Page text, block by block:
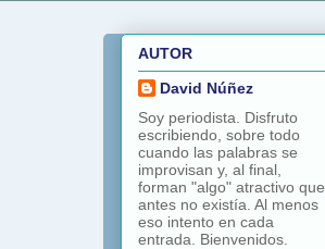
AUTOR
David Núñez
Soy periodista. Disfruto
escribiendo, sobre todo
cuando las palabras se
improvisan y, al final,
forman "algo" atractivo que
antes no existía. Al menos
eso intento en cada
entrada. Bienvenidos.